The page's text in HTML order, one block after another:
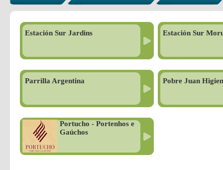
Estación Sur Jardins Estación Sur
Parrilla Argentina Pobre Juan
Portucho - Portenhos e
Gaúchos